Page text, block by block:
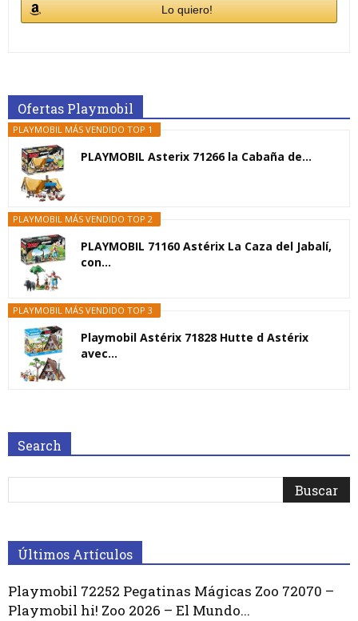
Lo quiero!
Ofertas Playmobil
PLAYMOBIL MÁS VENDIDO TOP 1
PLAYMOBIL Asterix 71266 la Cabaña de...
PLAYMOBIL MÁS VENDIDO TOP 2
PLAYMOBIL 71160 Astérix La Caza del Jabalí,
con...
PLAYMOBIL MÁS VENDIDO TOP 3
Playmobil Astérix 71828 Hutte d Astérix
avec...
Search
Últimos Artículos
Playmobil 72252 Pegatinas Mágicas Zoo 72070 –
Playmobil hi! Zoo 2026 – El Mundo...